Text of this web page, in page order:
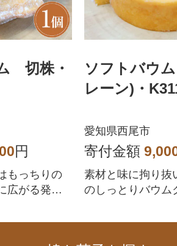
切株・
円
もっちりの
広がる発酵
ソフトバウ
レーン)・
愛知県西尾市
寄付金額
素材と味に拘り抜
のしっとりバウム